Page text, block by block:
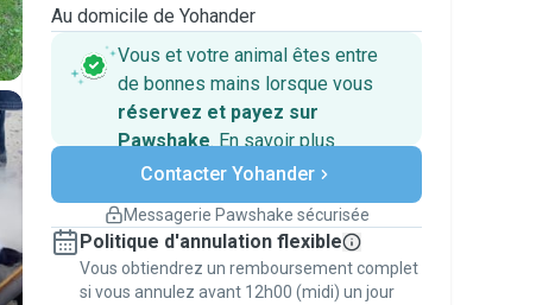
Au domicile de Yohander
Vous et votre animal êtes entre
de bonnes mains lorsque vous
réservez et payez sur
Pawshake. En savoir plus
Paiements sécurisés
Assistance en cas de
Réservations couvertes par
nos garanties
Gardez tout sur Pawshake (du premier
message au paiement) pour bénéficier de la
Contacter Yohander
Messagerie Pawshake sécurisée
Politique d'annulation flexible
Vous obtiendrez un remboursement complet
si vous annulez avant 12h00 (midi) un jour